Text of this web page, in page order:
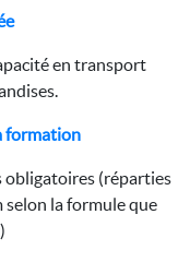
en transport
formation
obligatoires (réparties
selon la formule que